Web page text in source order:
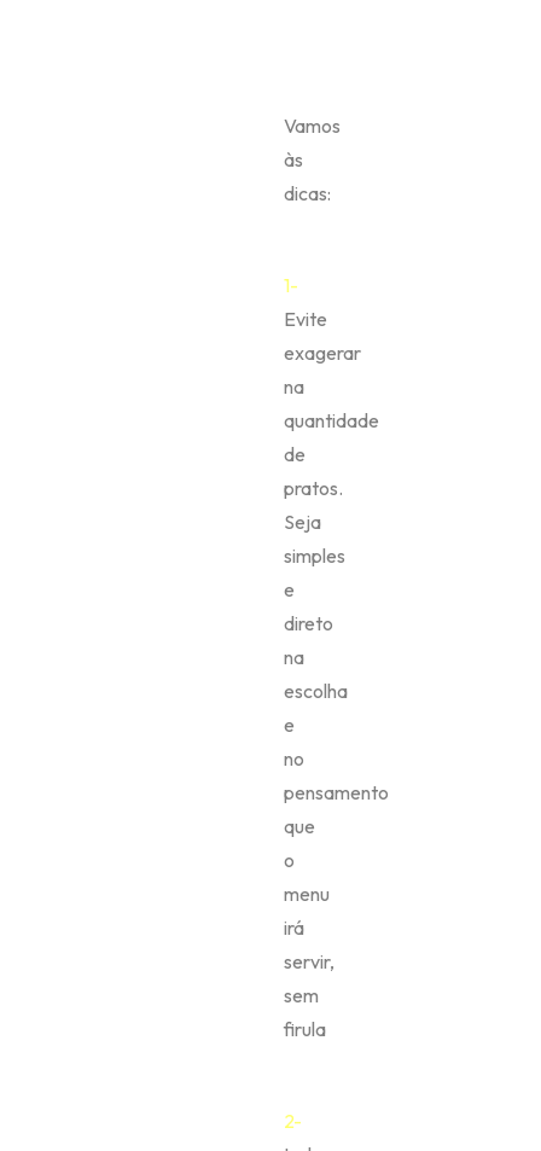
Vamos
às
dicas:
1-
Evite
exagerar
na
quantidade
de
pratos.
Seja
simples
e
direto
na
escolha
e
no
pensamento
que
o
menu
irá
servir,
sem
firula
2-